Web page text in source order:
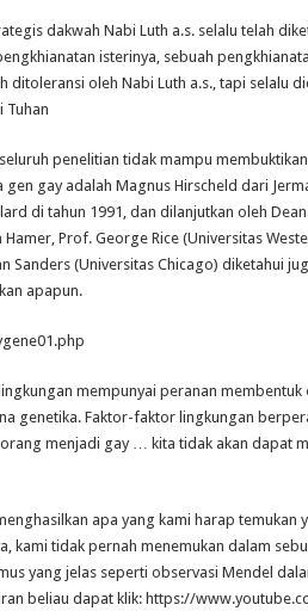
dakwah Nabi Luth a.s. selalu telah
isterinya, sebuah
ditoleransi oleh Nabi Luth a.s., tapi selalu
Tuhan
penelitian tidak mampu
gay adalah Magnus Hirscheld dari
di tahun 1991, dan dilanjutkan oleh
Prof. George Rice (Universitas
Sanders (Universitas Chicago) diketahui
apapun.
mempunyai peranan
genetika. Faktor-faktor lingkungan
menjadi gay … kita tidak akan dapat
apa yang kami harap temukan
kami tidak pernah menemukan dalam
yang jelas seperti observasi Mendel
beliau dapat klik: https://